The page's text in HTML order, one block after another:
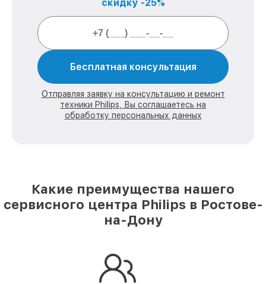
скидку -25%
Бесплатная консультация
Отправляя заявку на консультацию и ремонт
техники Philips, Вы соглашаетесь на
обработку персональных данных
Какие преимущества нашего
сервисного центра Philips в Ростове-
на-Дону